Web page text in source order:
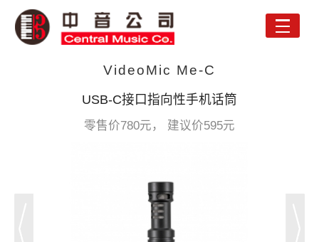
Toggle
VideoMic Me-C
USB-C接口指向性手机话筒
零售价780元， 建议价595元